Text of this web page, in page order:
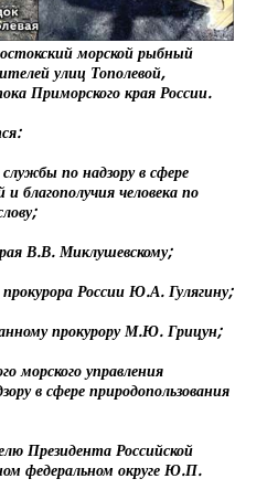
морской рыбный
улиц Тополевой,
Приморского края России.
по надзору в сфере
благополучия человека по
В.В. Миклушевскому;
России Ю.А. Гулягину;
прокурору М.Ю. Грицун;
морского управления
в сфере природопользования
Президента Российской
федеральном округе Ю.П.